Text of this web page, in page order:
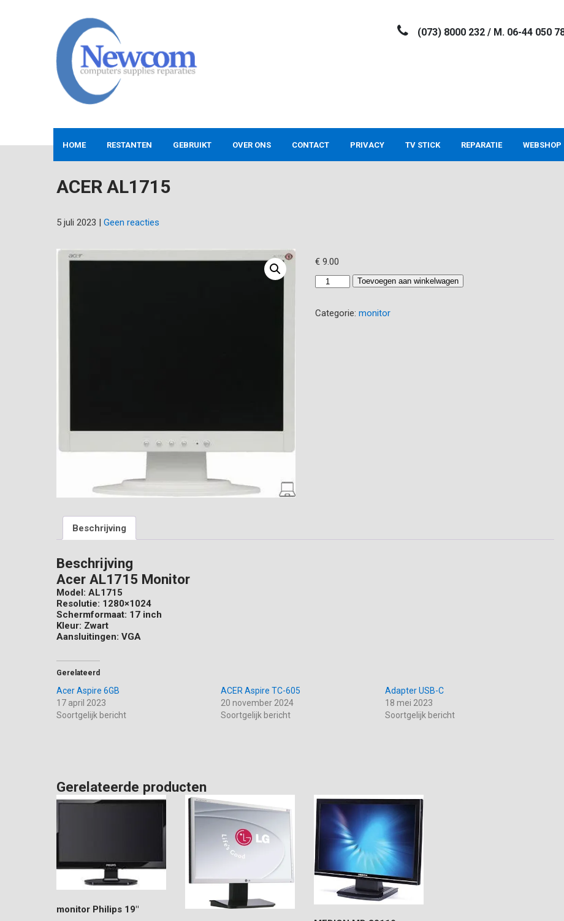
NEWCOM
(073) 8000 232 / M. 06-44 050
HOME RESTANTEN GEBRUIKT OVER ONS CONTACT PRIVACY TV STICK REPARATIE WEBSHOP
ACER AL1715
5 juli 2023 | Geen reacties
€ 9.00
ACER
aantal
Toevoegen aan winkelwagen
Categorie:monitor
Beschrijving
Beschrijving
Acer AL1715 Monitor
Model: AL1715
Resolutie: 1280×1024
Schermformaat: 17 inch
Kleur: Zwart
Aansluitingen: VGA
Gerelateerd
Acer Aspire 6GB
17 april 2023
Soortgelijk bericht
ACER Aspire TC-605
20 november 2024
Soortgelijk bericht
Adapter USB-C
18 mei 2023
Soortgelijk bericht
Gerelateerde producten
monitor Philips 19″